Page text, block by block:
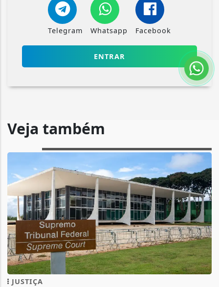
Telegram Whatsapp Facebook
ENTRAR
Veja também
JUSTIÇA